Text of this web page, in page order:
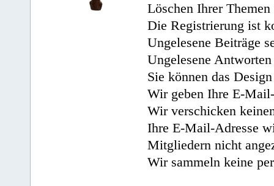
Löschen Ihrer
Die Registrierung ist
Ungelesene Beiträge
Ungelesene
Sie können das
Wir geben Ihre E-
Wir verschicken
Ihre E-Mail-Adresse
Mitgliedern nicht
Wir sammeln keine